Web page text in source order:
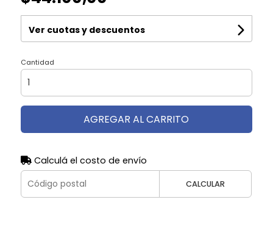
Ver cuotas y descuentos
Cantidad
AGREGAR AL CARRITO
Calculá el costo de envío
CALCULAR